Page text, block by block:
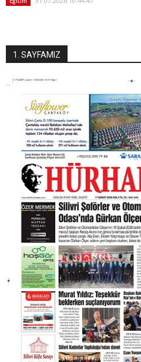
1. SAYFAMIZ